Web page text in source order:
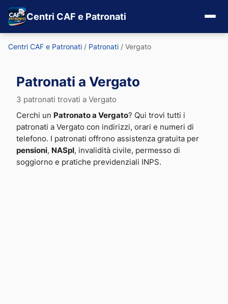
Centri CAF e Patronati
Centri CAF e Patronati / Patronati / Vergato
Patronati a Vergato
3 patronati trovati a Vergato
Cerchi un Patronato a Vergato? Qui trovi tutti i
patronati a Vergato con indirizzi, orari e numeri di
telefono. I patronati offrono assistenza gratuita per
pensioni, NASpI , invalidità civile, permesso di
soggiorno e pratiche previdenziali INPS.